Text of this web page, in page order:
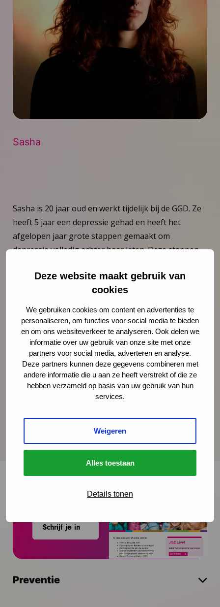
Deze website maakt gebruik van
cookies
We gebruiken cookies om content en advertenties te
personaliseren, om functies voor social media te bieden
en om ons websiteverkeer te analyseren. Ook delen we
informatie over uw gebruik van onze site met onze
partners voor social media, adverteren en analyse.
Deze partners kunnen deze gegevens combineren met
andere informatie die u aan ze heeft verstrekt of die ze
hebben verzameld op basis van uw gebruik van hun
services.
Weigeren
Alles toestaan
Details tonen
Sasha
Sasha is 20 jaar oud en werkt tijdelijk bij de GGD. Ze
heeft 5 jaar een depressie gehad en heeft het
afgelopen jaar grote stappen gemaakt om
depressie volledig achter haar laten. Deze stappen
“what doesn’t kill you makes you stronger” voor
haar echt waar is. Zij hoop dat dit voor anderen ook
geldt! Deze ervaring gunt ze iedereen van harte en
deelt daarom met alle liefde haar verhaal. Het op
deze manier, helpen van andere mensen is als een
droom die uit komt. Haar eigen ervaring inzetten om
mee te denken, al is het maar om één persoon
anders naar de situatie te laten kijken, doet haar
goed.
Schrijf je in
Preventie